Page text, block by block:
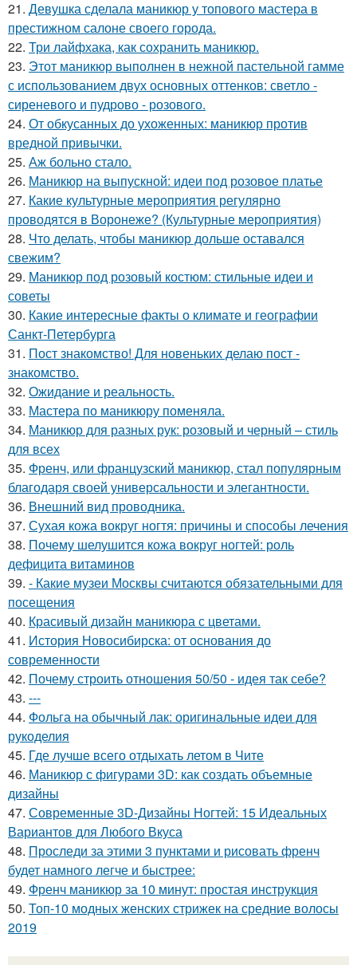
21. Девушка сделала маникюр у топового мастера в
престижном салоне своего города.
22. Три лайфхака, как сохранить маникюр.
23. Этот маникюр выполнен в нежной пастельной гамме
с использованием двух основных оттенков: светло -
сиреневого и пудрово - розового.
24. От обкусанных до ухоженных: маникюр против
вредной привычки.
25. Аж больно стало.
26. Маникюр на выпускной: идеи под розовое платье
27. Какие культурные мероприятия регулярно
проводятся в Воронеже? (Культурные мероприятия)
28. Что делать, чтобы маникюр дольше оставался
свежим?
29. Маникюр под розовый костюм: стильные идеи и
советы
30. Какие интересные факты о климате и географии
Санкт-Петербурга
31. Пост знакомство! Для новеньких делаю пост -
знакомство.
32. Ожидание и реальность.
33. Мастера по маникюру поменяла.
34. Маникюр для разных рук: розовый и черный – стиль
для всех
35. Френч, или французский маникюр, стал популярным
благодаря своей универсальности и элегантности.
36. Внешний вид проводника.
37. Сухая кожа вокруг ногтя: причины и способы лечения
38. Почему шелушится кожа вокруг ногтей: роль
дефицита витаминов
39. - Какие музеи Москвы считаются обязательными для
посещения
40. Красивый дизайн маникюра с цветами.
41. История Новосибирска: от основания до
современности
42. Почему строить отношения 50/50 - идея так себе?
43. ---
44. Фольга на обычный лак: оригинальные идеи для
рукоделия
45. Где лучше всего отдыхать летом в Чите
46. Маникюр с фигурами 3D: как создать объемные
дизайны
47. Современные 3D-Дизайны Ногтей: 15 Идеальных
Вариантов для Любого Вкуса
48. Проследи за этими 3 пунктами и рисовать френч
будет намного легче и быстрее:
49. Френч маникюр за 10 минут: простая инструкция
50. Топ-10 модных женских стрижек на средние волосы
2019